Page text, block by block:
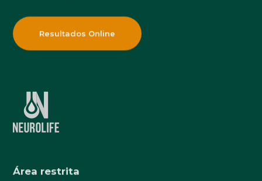
Resultados Online